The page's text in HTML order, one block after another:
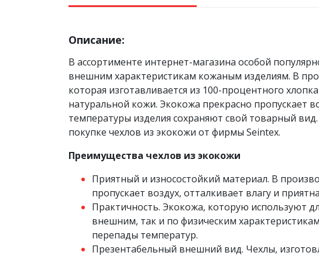
Описание:
В ассортименте интернет-магазина особой
внешним характеристикам кожаным изделиям. В
которая изготавливается из 100-процентного
натуральной кожи. Экокожа прекрасно пропускает
температуры изделия сохраняют свой товарный
покупке чехлов из экокожи от фирмы Seintex.
Преимущества чехлов из экокожи
Приятный и износостойкий материал. В
пропускает воздух, отталкивает влагу и
Практичность. Экокожа, которую используют
внешним, так и по физическим
перепады температур.
Презентабельный внешний вид. Чехлы,